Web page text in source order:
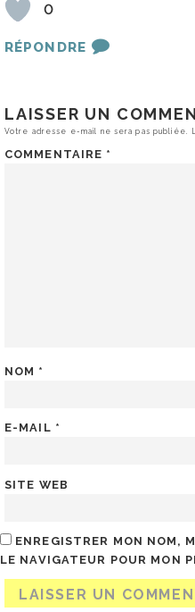
0
RÉPONDRE
LAISSER UN
Votre adresse e-mail ne sera pas publiée.
COMMENTAIRE *
NOM *
E-MAIL *
SITE WEB
ENREGISTRER MON NOM,
LE NAVIGATEUR POUR MON